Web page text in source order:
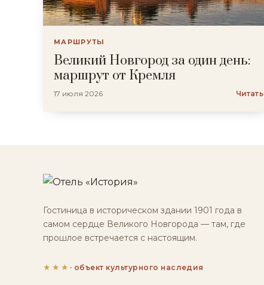
МАРШРУТЫ
Великий Новгород за один день:
маршрут от Кремля
17 июля 2026 Читать
Гостиница в историческом здании 1901 года в
самом сердце Великого Новгорода — там, где
прошлое встречается с настоящим.
★★★ · объект культурного наследия